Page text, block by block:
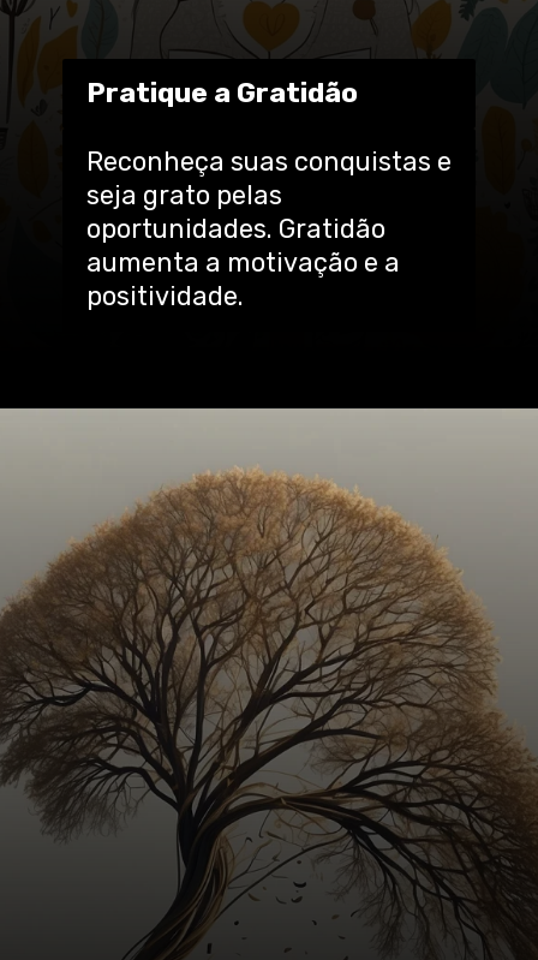
Reconheça suas conquistas e
seja grato pelas
oportunidades. Gratidão
aumenta a motivação e a
positividade.
Pratique a Gratidão